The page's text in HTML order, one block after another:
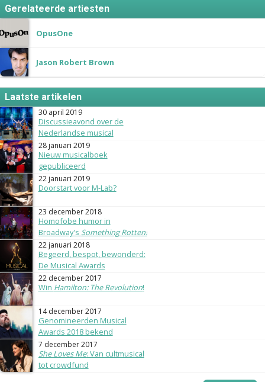
Gerelateerde artiesten
OpusOne
Jason Robert Brown
Laatste artikelen
30 april 2019
Discussieavond over de
Nederlandse musical
28 januari 2019
Nieuw musicalboek
gepubliceerd
22 januari 2019
Doorstart voor M-Lab?
23 december 2018
Homofobe humor in
Broadway's Something Rotten!
22 januari 2018
Begeerd, bespot, bewonderd:
De Musical Awards
22 december 2017
Win Hamilton: The Revolution!
14 december 2017
Genomineerden Musical
Awards 2018 bekend
7 december 2017
She Loves Me: Van cultmusical
tot crowdfund